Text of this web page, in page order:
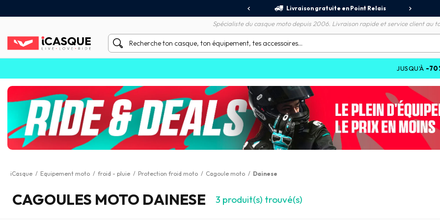
Livraison gratuite en Point Relais
Spécialiste du casque moto depuis 2006. Livraison rapide et service client au
JUSQU'À-70%SUR
iCasque / Equipement moto / froid - pluie / Protection froid moto / Cagoule moto / Dainese
CAGOULES MOTO DAINESE 3 produit(s) trouvé(s)